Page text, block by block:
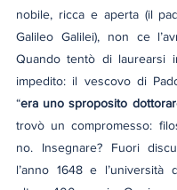
nobile, ricca e aperta (il
Galileo Galilei), non ce
Quando tentò di laurearsi
impedito: il vescovo di
“era uno sproposito
trovò un compromesso:
no. Insegnare? Fuori
l’anno 1648 e l’università